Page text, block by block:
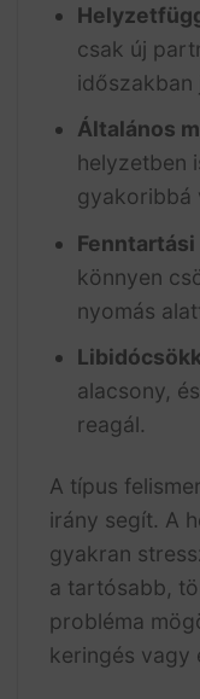
csak új
időszakban
Általános
helyzetben
gyakoribbá
könnyen
nyomás
alacsony,
reagál.
A típus
irány segít. A
gyakran
a tartósabb,
probléma
keringés vagy